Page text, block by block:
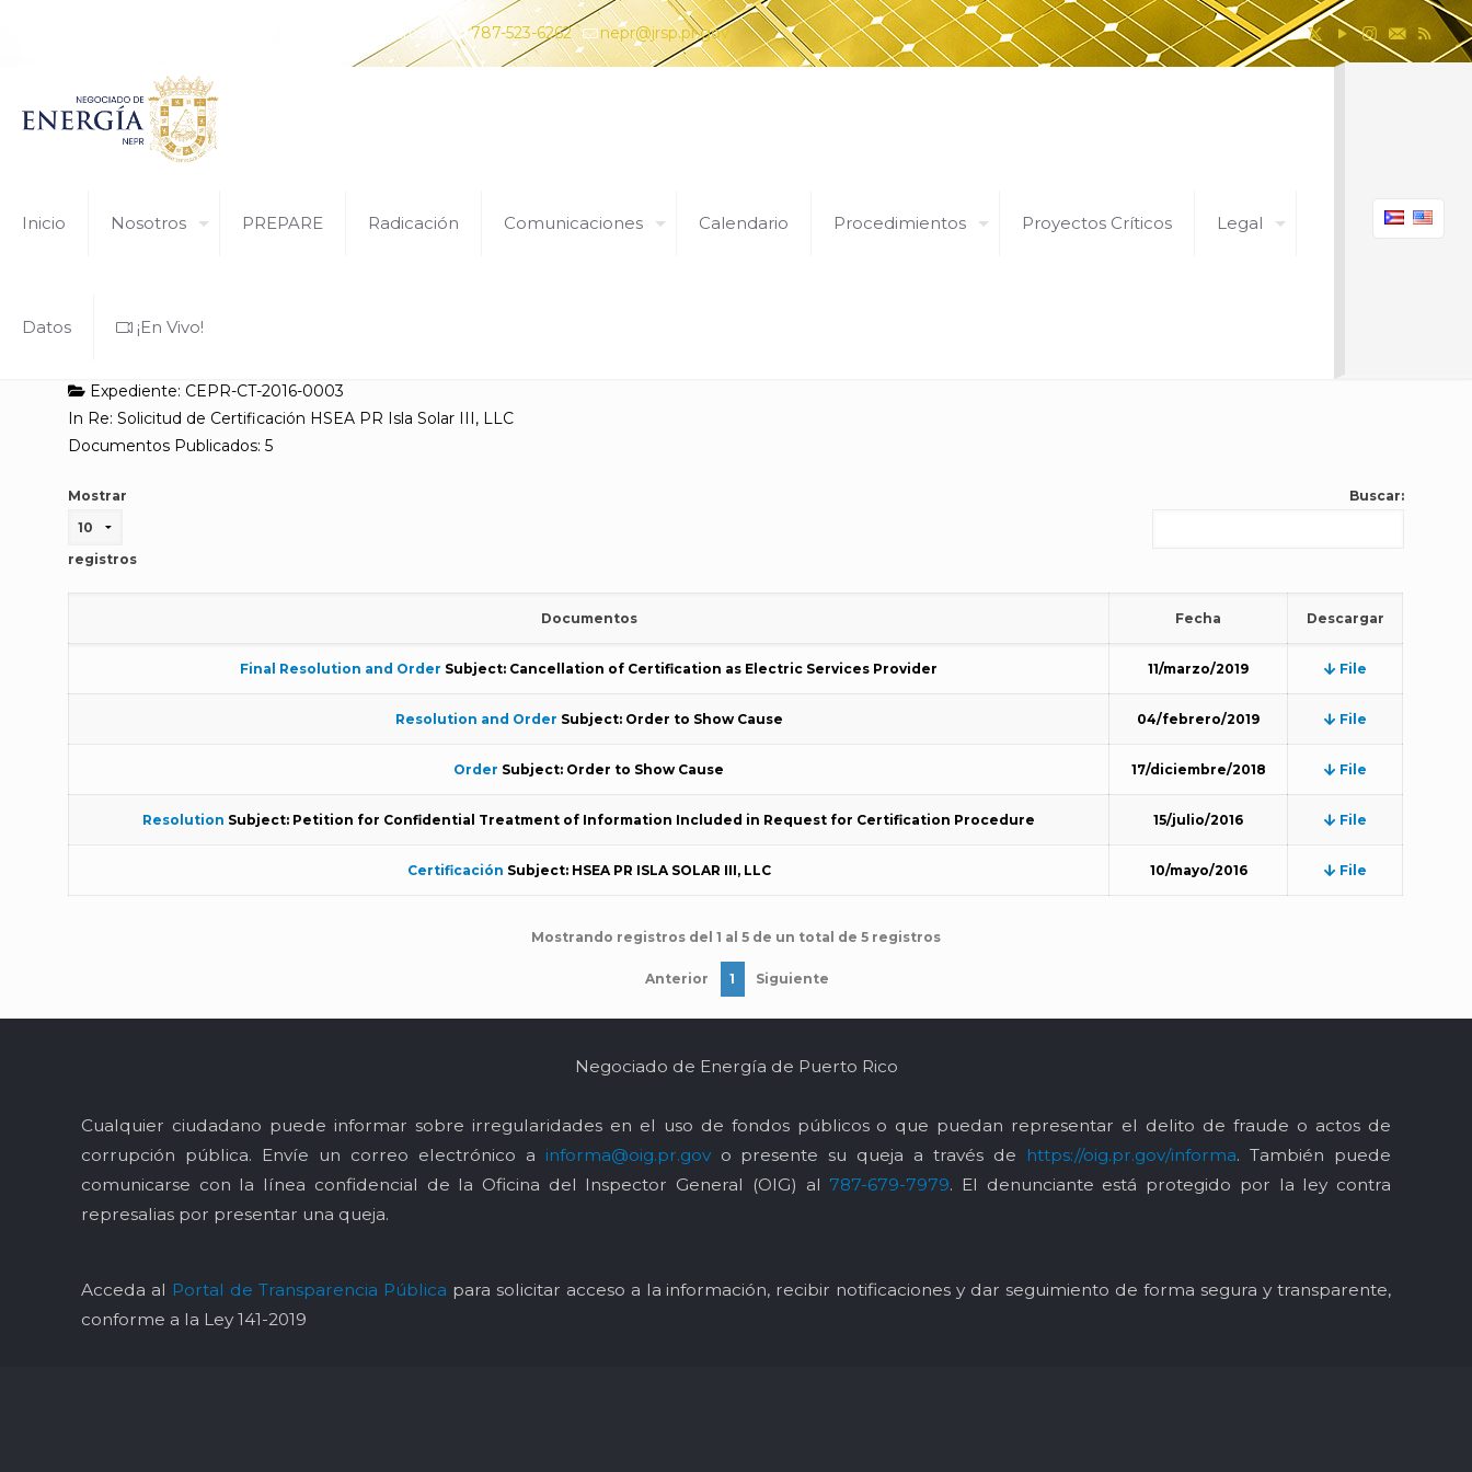
¿Tiene alguna pregunta? Comunícate con nosotros al 787-523-6262 nepr@jrsp.pr.gov
Inicio Nosotros PREPARE Radicación Comunicaciones Calendario Procedimientos Proyectos Críticos Legal
Datos ¡En Vivo!
Expediente: CEPR-CT-2016-0003
In Re: Solicitud de Certificación HSEA PR Isla Solar III, LLC
Documentos Publicados: 5
Mostrar
registros
Buscar:
Documentos Fecha Descargar
Final Resolution and Order Subject: Cancellation of Certification as Electric Services Provider 11/marzo/2019 File
Resolution and Order Subject: Order to Show Cause 04/febrero/2019 File
Order Subject: Order to Show Cause 17/diciembre/2018 File
Resolution Subject: Petition for Confidential Treatment of Information Included in Request for Certification Procedure 15/julio/2016 File
Certificación Subject: HSEA PR ISLA SOLAR III, LLC 10/mayo/2016 File
Mostrando registros del 1 al 5 de un total de 5 registros
Anterior 1 Siguiente
Negociado de Energía de Puerto Rico
Cualquier ciudadano puede informar sobre irregularidades en el uso de fondos públicos o que puedan representar el delito de fraude o actos de
corrupción pública. Envíe un correo electrónico a informa@oig.pr.govo presente su queja a través de https://oig.pr.gov/informa. También puede
comunicarse con la línea confidencial de la Oficina del Inspector General (OIG) al 787-679-7979. El denunciante está protegido por la ley contra
represalias por presentar una queja.
Acceda al Portal de Transparencia Pública para solicitar acceso a la información, recibir notificaciones y dar seguimiento de forma segura y transparente,
conforme a la Ley 141-2019